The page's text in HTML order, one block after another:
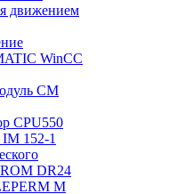
движением
WinCC
CM
CPU550
152-1
DR24
M